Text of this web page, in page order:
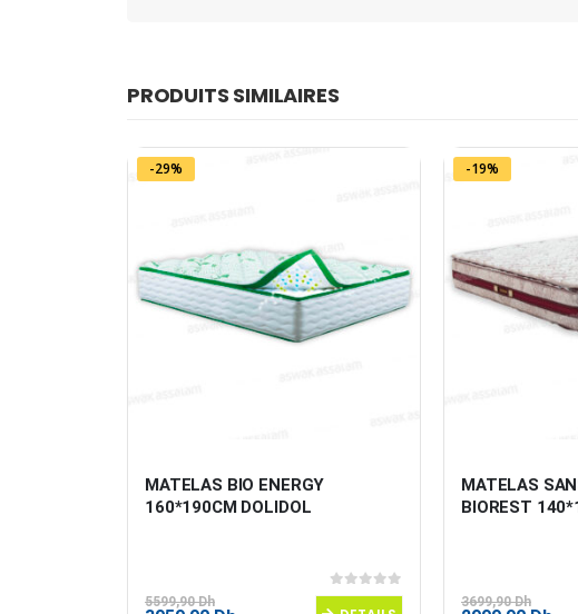
PRODUITS SIMILAIRES
-29%
MATELAS BIO ENERGY
160*190CM DOLIDOL
0sur 5
5599,90Dh
-19%
MATELAS
BIOREST
3699,90Dh